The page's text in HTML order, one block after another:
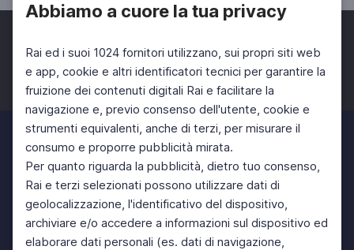
Abbiamo a cuore la tua privacy
Rai ed i suoi 1024 fornitori utilizzano, sui propri siti web
e app, cookie e altri identificatori tecnici per garantire la
fruizione dei contenuti digitali Rai e facilitare la
navigazione e, previo consenso dell'utente, cookie e
strumenti equivalenti, anche di terzi, per misurare il
consumo e proporre pubblicità mirata.
Per quanto riguarda la pubblicità, dietro tuo consenso,
Rai e terzi selezionati possono utilizzare dati di
geolocalizzazione, l'identificativo del dispositivo,
archiviare e/o accedere a informazioni sul dispositivo ed
elaborare dati personali (es. dati di navigazione,
Facebook Twitter Instagram